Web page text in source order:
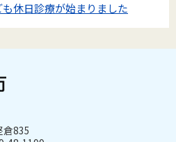
休日診療が始まりました
倉835